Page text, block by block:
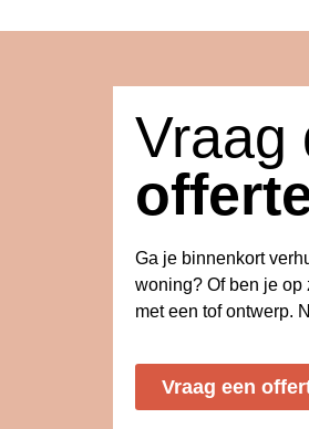
Vraag
Ga je binnenkort
woning? Of ben je
met een tof ontwerp.
Vraag een